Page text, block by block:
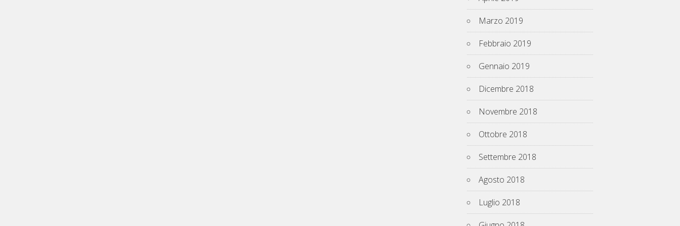
Marzo 2019
Febbraio 2019
Gennaio 2019
Dicembre 2018
Novembre 2018
Ottobre 2018
Settembre 2018
Agosto 2018
Luglio 2018